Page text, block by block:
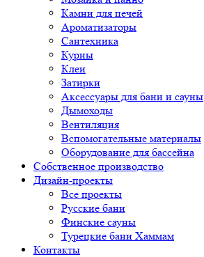
Камни для печей
Ароматизаторы
Сантехника
Курны
Клеи
Затирки
Аксессуары для бани и сауны
Дымоходы
Вентиляция
Вспомогательные материалы
Оборудование для бассейна
Собственное производство
Дизайн-проекты
Все проекты
Русские бани
Финские сауны
Турецкие бани Хаммам
Контакты